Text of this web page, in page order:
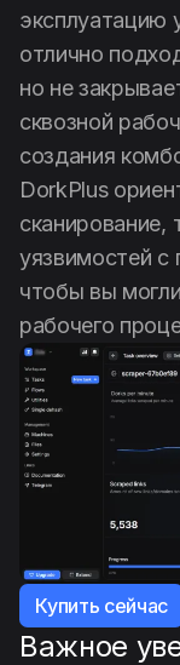
эксплуатацию
отлично
но не
сквозной
создания
DorkPlus
сканирование,
уязвимостей
чтобы вы
рабочего
Купить сейчас
Важное